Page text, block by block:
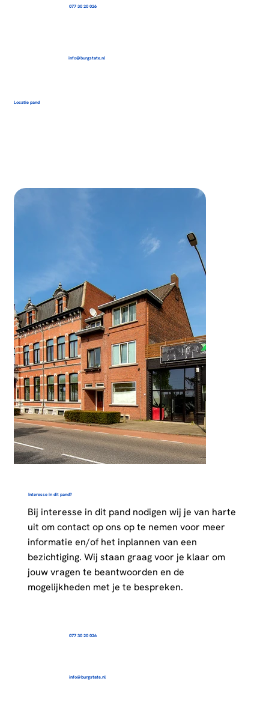
077 30 20 026
info@burgstate.nl
Locatie pand
Interesse in dit pand?
Bij interesse in dit pand nodigen wij je van harte
uit om contact op ons op te nemen voor meer
informatie en/of het inplannen van een
bezichtiging. Wij staan graag voor je klaar om
jouw vragen te beantwoorden en de
mogelijkheden met je te bespreken.
077 30 20 026
info@burgstate.nl